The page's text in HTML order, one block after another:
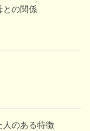
との関係
のある特徴